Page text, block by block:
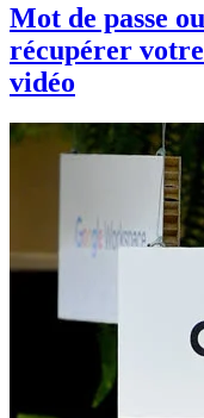
Mot de passe
récupérer
vidéo